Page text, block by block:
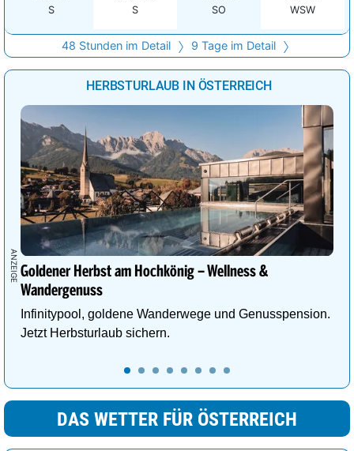
S
S
SO
WSW
48 Stunden im Detail 9 Tage im Detail
HERBSTURLAUB IN ÖSTERREICH
Goldener Herbst am Hochkönig – Wellness &
Wandergenuss
Infinitypool, goldene Wanderwege und Genusspension.
Jetzt Herbsturlaub sichern.
DAS WETTER FÜR ÖSTERREICH